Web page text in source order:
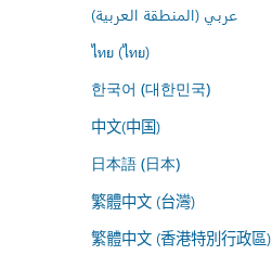
عربي (المنطقة العربية)
ไทย (ไทย)
한국어 (대한민국)
中文(中国)
日本語 (日本)
繁體中文 (台灣)
繁體中文 (香港特別行政區)